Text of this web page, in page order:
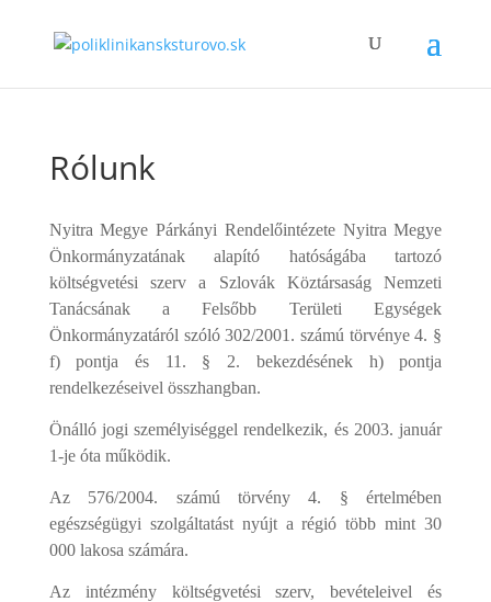
Rólunk
Nyitra Megye Párkányi Rendelőintézete Nyitra Megye
Önkormányzatának alapító hatóságába tartozó
költségvetési szerv a Szlovák Köztársaság Nemzeti
Tanácsának a Felsőbb Területi Egységek
Önkormányzatáról szóló 302/2001. számú törvénye 4. §
f) pontja és 11. § 2. bekezdésének h) pontja
rendelkezéseivel összhangban.
Önálló jogi személyiséggel rendelkezik, és 2003. január
1-je óta működik.
Az 576/2004. számú törvény 4. § értelmében
egészségügyi szolgáltatást nyújt a régió több mint 30
000 lakosa számára.
Az intézmény költségvetési szerv, bevételeivel és